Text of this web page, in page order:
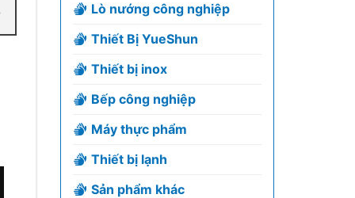
Lò nướng công nghiệp
Thiết Bị YueShun
Thiết bị inox
Bếp công nghiệp
Máy thực phẩm
Thiết bị lạnh
Sản phẩm khác